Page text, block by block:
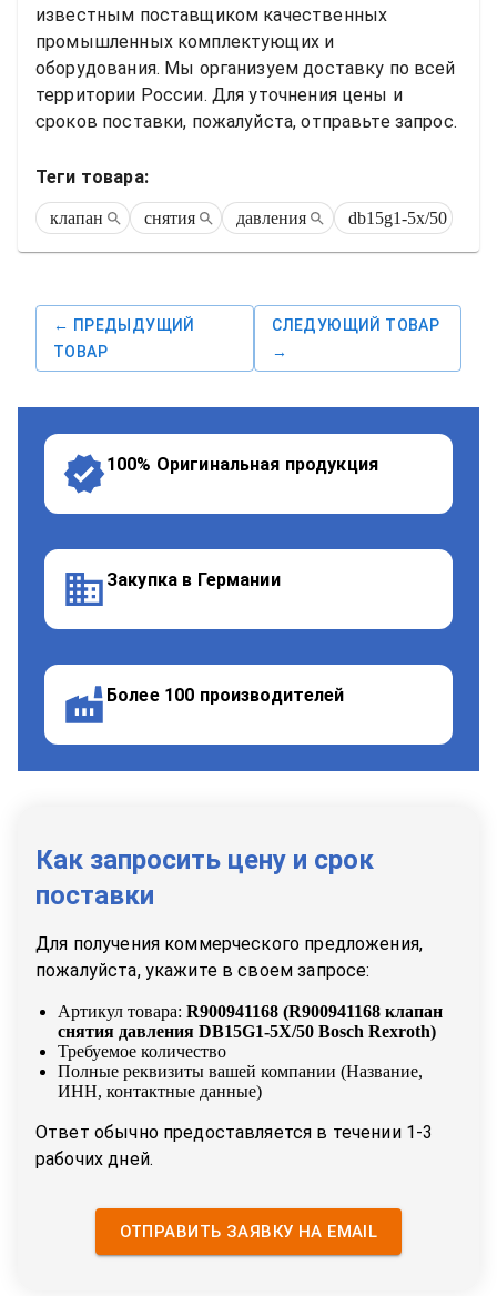
известным поставщиком качественных
промышленных комплектующих и
оборудования. Мы организуем доставку по всей
территории России. Для уточнения цены и
сроков поставки, пожалуйста, отправьте запрос.
Теги товара:
клапан снятия давления db15g1-5x/50
← ПРЕДЫДУЩИЙ
ТОВАР
СЛЕДУЮЩИЙ ТОВАР
→
100% Оригинальная продукция
Закупка в Германии
Более 100 производителей
Как запросить цену и срок
поставки
Для получения коммерческого предложения,
пожалуйста, укажите в своем запросе:
Артикул товара: R900941168 (R900941168 клапан
снятия давления DB15G1-5X/50 Bosch Rexroth)
Требуемое количество
Полные реквизиты вашей компании (Название,
ИНН, контактные данные)
Ответ обычно предоставляется в течении 1-3
рабочих дней.
ОТПРАВИТЬ ЗАЯВКУ НА EMAIL